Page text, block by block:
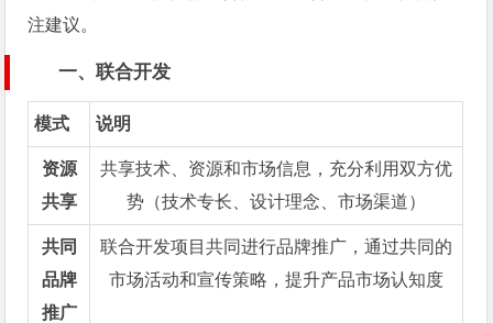
注建议。
一、联合开发
模式 说明
资源
共享
共享技术、资源和市场信息，充分利用双方优
势（技术专长、设计理念、市场渠道）
共同
品牌
推广
联合开发项目共同进行品牌推广，通过共同的
市场活动和宣传策略，提升产品市场认知度